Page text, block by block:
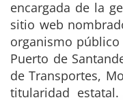
encargada de la
sitio web
organismo
Puerto de
de Transportes,
titularidad